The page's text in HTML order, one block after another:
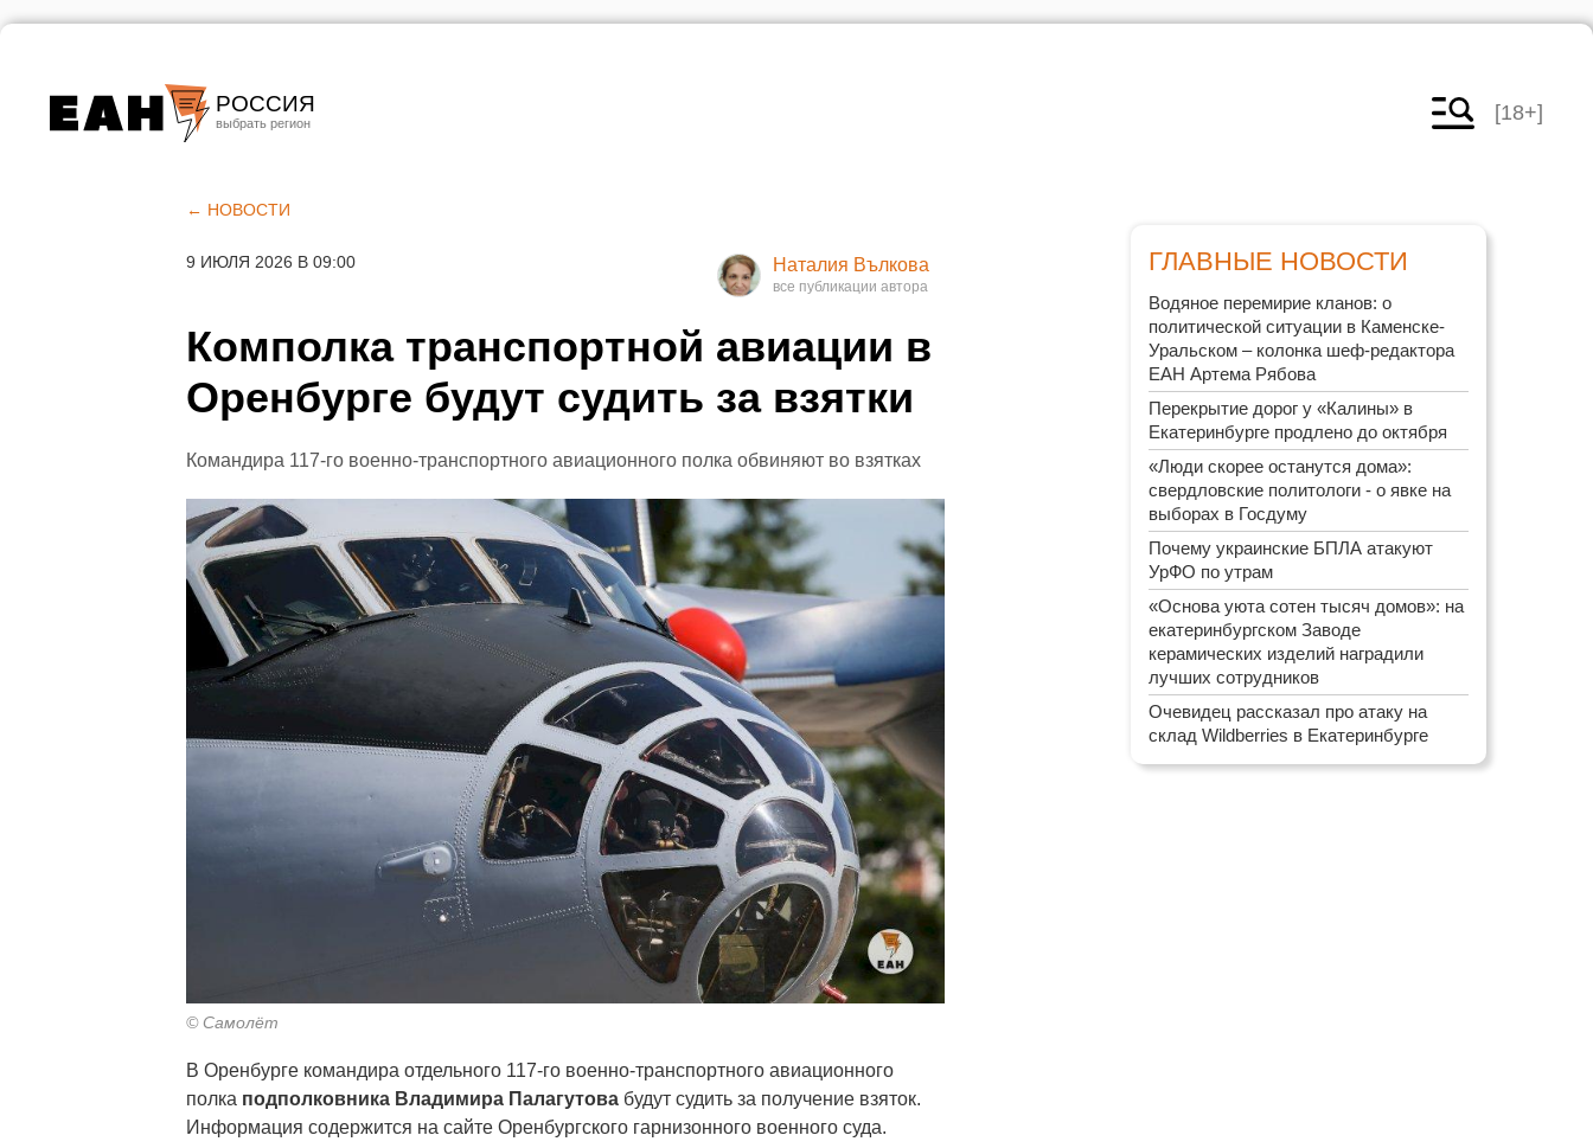
РОССИЯ
Челябинск
[18+]
← НОВОСТИ
9 ИЮЛЯ 2026 В 09:00 Наталия Вълкова
Комполка транспортной авиации в
Оренбурге будут судить за взятки
Командира 117-го военно-транспортного авиационного полка обвиняют во взятках
© Самолёт
В Оренбурге командира отдельного 117-го военно-транспортного авиационного
полка подполковника Владимира Палагутова будут судить за получение взяток.
Информация содержится на сайте Оренбургского гарнизонного военного суда.
ГЛАВНЫЕ НОВОСТИ
Водяное перемирие кланов: о
политической ситуации в Каменске-
Уральском – колонка шеф-редактора
ЕАН Артема Рябова
Перекрытие дорог у «Калины» в
Екатеринбурге продлено до октября
«Люди скорее останутся дома»:
свердловские политологи - о явке на
выборах в Госдуму
Почему украинские БПЛА атакуют
УрФО по утрам
«Основа уюта сотен тысяч домов»: на
екатеринбургском Заводе
керамических изделий наградили
лучших сотрудников
Очевидец рассказал про атаку на
склад Wildberries в Екатеринбурге